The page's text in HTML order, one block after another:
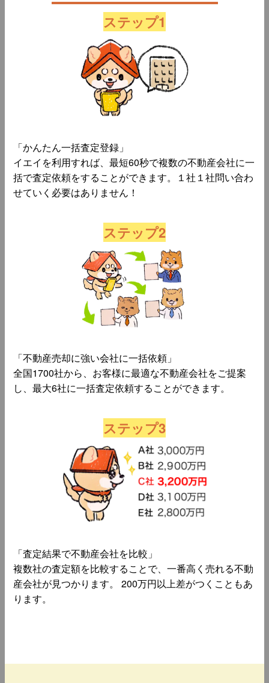
ステップ1
「かんたん一括査定登録」
イエイを利用すれば、最短60秒で複数の不動産会社に一
括で査定依頼をすることができます。１社１社問い合わ
せていく必要はありません！
ステップ2
「不動産売却に強い会社に一括依頼」
全国1700社から、お客様に最適な不動産会社をご提案
し、最大6社に一括査定依頼することができます。
ステップ3
「査定結果で不動産会社を比較」
複数社の査定額を比較することで、一番高く売れる不動
産会社が見つかります。 200万円以上差がつくこともあ
ります。